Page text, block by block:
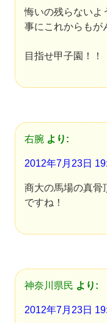
悔いの残らないよ
事にこれからもが
目指せ甲子園！！
右腕 より:
2012年7月23日
商大の馬場の真骨
ですね！
神奈川県民 より:
2012年7月23日